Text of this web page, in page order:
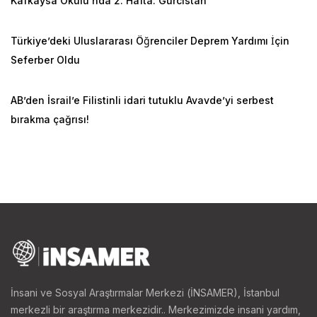
gereklerini yerine getirmek ve zorluklarını aşmak,
Umman toplumunun genel gelişimini sağlamak, İslam
dünyasının gelişimine gurur verici bir katkı sağlamak.
[7]
yıllık bir süreci kapsamaktadır.[8]Buna göre ilköğretim
olarak düzenlenmiştir. İlk ve ortaöğretimdeki müfredat;
Arapça, İngilizce, bilim dersleri, İslami ilimler,
sanat gibi derslerden oluşmaktadır.
1998-1999
Türkiye’deki Uluslararası Öğrenciler Deprem Yardımı İçin
Seferber Oldu
AB’den İsrail’e Filistinli idari tutuklu Avavde’yi serbest
bırakma çağrısı!
İnsani ve Sosyal Araştırmalar Merkezi (İNSAMER), İstanbul
merkezli bir araştırma merkezidir.. Merkezimizde insani yardım,